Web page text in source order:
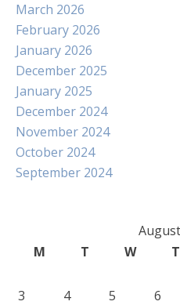
March 2026
February 2026
January 2026
December 2025
January 2025
December 2024
November 2024
October 2024
September 2024
M
T W T
3
4 5 6